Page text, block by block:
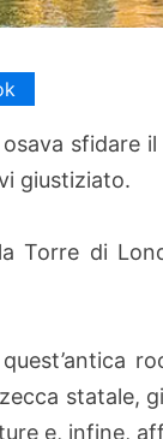
sfidare
giustiziato.
Torre di
statale,
e, infine,